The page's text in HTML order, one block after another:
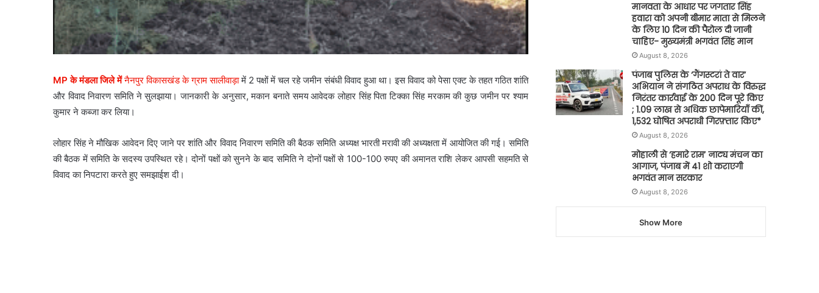
MP के मंडला जिले मेंनैनपुर विकासखंड के ग्राम सालीवाड़ामें 2 पक्षों में चल रहे जमीन संबंधी विवाद हुआ था। इस विवाद को पेसा एक्ट के तहत गठित शांति
और विवाद निवारण समिति ने सुलझाया। जानकारी के अनुसार, मकान बनाते समय आवेदक लोहार सिंह पिता टिक्का सिंह मरकाम की कुछ जमीन पर श्याम
कुमार ने कब्जा कर लिया।
लोहार सिंह ने मौखिक आवेदन दिए जाने पर शांति और विवाद निवारण समिति की बैठक समिति अध्यक्ष भारती मरावी की अध्यक्षता में आयोजित की गई। समिति
की बैठक में समिति के सदस्य उपस्थित रहे। दोनों पक्षों को सुनने के बाद समिति ने दोनों पक्षों से 100-100 रुपए की अमानत राशि लेकर आपसी सहमति से
विवाद का निपटारा करते हुए समझाईश दी।
मानवता के आधार पर जगतार सिंह
हवारा को अपनी बीमार माता से मिलने
के लिए 10 दिन की पैरोल दी जानी
चाहिए- मुख्यमंत्री भगवंत सिंह मान
August 8, 2026
पंजाब पुलिस के ‘गैंगस्टरां ते वार’
अभियान ने संगठित अपराध के विरुद्ध
निरंतर कार्रवाई के 200 दिन पूरे किए
; 1.09 लाख से अधिक छापेमारियाँ कीं,
1,532 घोषित अपराधी गिरफ़्तार किए*
August 8, 2026
मोहाली से ‘हमारे राम’ नाट्य मंचन का
आगाज, पंजाब में 41 शो कराएगी
भगवंत मान सरकार
August 8, 2026
Show More